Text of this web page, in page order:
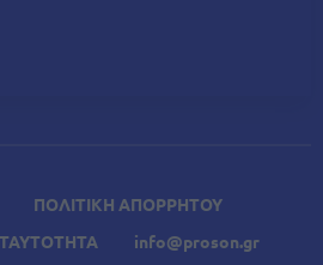
ΠΟΛΙΤΙΚΗ ΑΠΟΡΡΗΤΟΥ
ΤΑΥΤΟΤΗΤΑ
info@proson.gr